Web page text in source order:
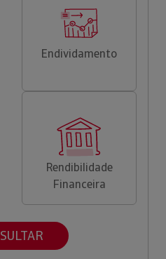
Endividamento
Rendibilidade
Financeira